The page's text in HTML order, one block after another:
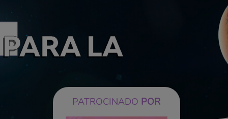
LA
PATROCINADO POR